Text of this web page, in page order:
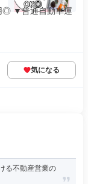
◎ ▼普通自動車運
気になる
る不動産営業の